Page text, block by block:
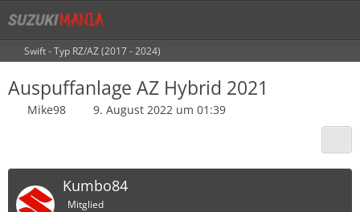
Swift - Typ RZ/AZ (2017 - 2024)
Auspuffanlage AZ Hybrid 2021
Mike98 9. August 2022 um 01:39
Kumbo84
Mitglied